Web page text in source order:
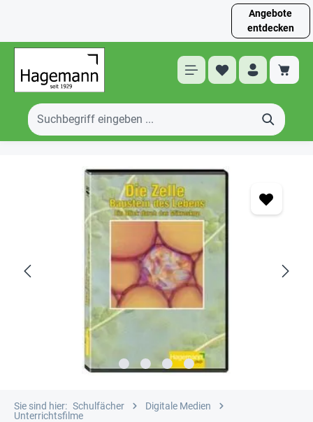
Angebote
entdecken
Sie sind hier: Schulfächer
Digitale Medien
Unterrichtsfilme